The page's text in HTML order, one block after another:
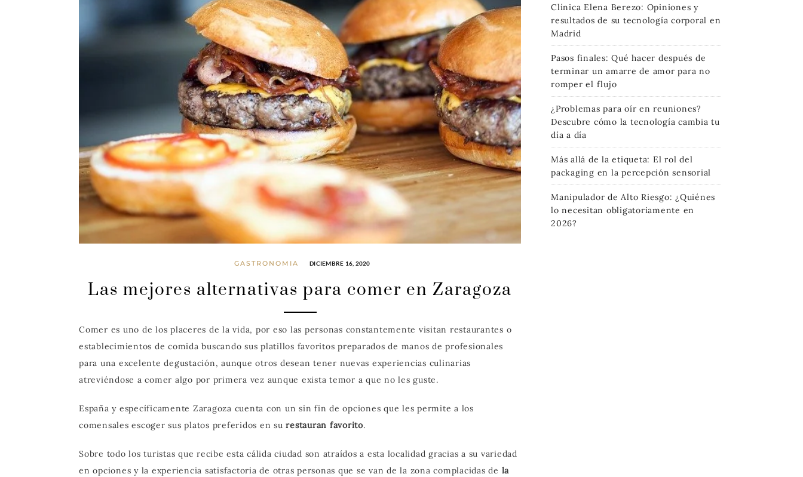
GASTRONOMIA DICIEMBRE 16, 2020
Las mejores alternativas para comer en Zaragoza
Comer es uno de los placeres de la vida, por eso las personas constantemente visitan restaurantes o
establecimientos de comida buscando sus platillos favoritos preparados de manos de profesionales
para una excelente degustación, aunque otros desean tener nuevas experiencias culinarias
atreviéndose a comer algo por primera vez aunque exista temor a que no les guste.
España y específicamente Zaragoza cuenta con un sin fin de opciones que les permite a los
comensales escoger sus platos preferidos en surestauran favorito.
Sobre todo los turistas que recibe esta cálida ciudad son atraídos a esta localidad gracias a su variedad
en opciones y la experiencia satisfactoria de otras personas que se van de la zona complacidas de la
Clínica Elena Berezo: Opiniones y
resultados de su tecnología corporal en
Madrid
Pasos finales: Qué hacer después de
terminar un amarre de amor para no
romper el flujo
¿Problemas para oír en reuniones?
Descubre cómo la tecnología cambia tu
día a día
Más allá de la etiqueta: El rol del
packaging en la percepción sensorial
Manipulador de Alto Riesgo: ¿Quiénes
lo necesitan obligatoriamente en
2026?